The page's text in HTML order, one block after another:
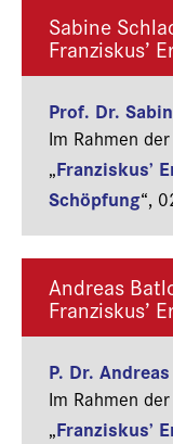
Sabine
Franziskus’
Prof. Dr.
Im Rahmen
„Franziskus’
Schöpfung“,
Andreas
Franziskus’
P. Dr.
Im Rahmen
„Franziskus’